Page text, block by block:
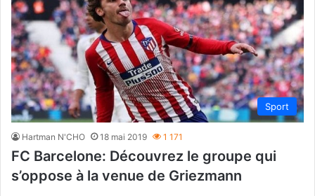
Sport
Hartman N'CHO 18 mai 2019 1 171
FC Barcelone: Découvrez le groupe qui
s’oppose à la venue de Griezmann